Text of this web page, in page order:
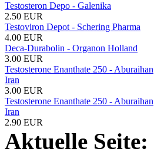
Testosteron Depo - Galenika
2.50 EUR
Testoviron Depot - Schering Pharma
4.00 EUR
Deca-Durabolin - Organon Holland
3.00 EUR
Testosterone Enanthate 250 - Aburaihan
Iran
3.00 EUR
Testosterone Enanthate 250 - Aburaihan
Iran
2.90 EUR
Aktuelle Seite: